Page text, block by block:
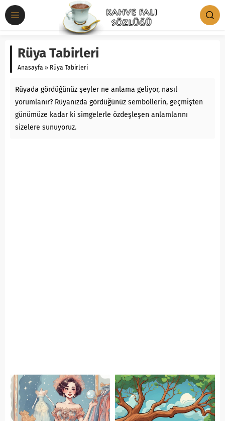
Rüya Tabirleri
Anasayfa » Rüya Tabirleri
Rüyada gördüğünüz şeyler ne anlama geliyor, nasıl
yorumlanır? Rüyanızda gördüğünüz sembollerin, geçmişten
günümüze kadar ki simgelerle özdeşleşen anlamlarını
sizelere sunuyoruz.